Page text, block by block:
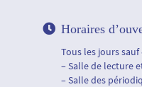
Horaires
Tous les jours
– Salle de lecture
– Salle des